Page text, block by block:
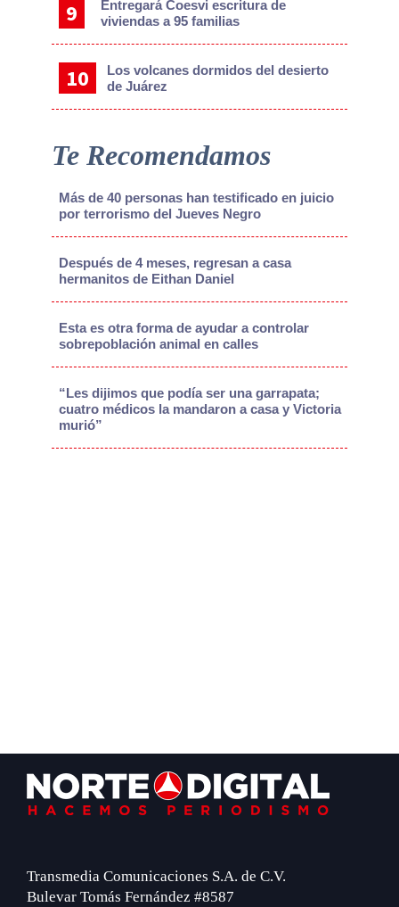
Entregará Coesvi escritura de
viviendas a 95 familias
Los volcanes dormidos del desierto
de Juárez
Te Recomendamos
Más de 40 personas han testificado en juicio
por terrorismo del Jueves Negro
Después de 4 meses, regresan a casa
hermanitos de Eithan Daniel
Esta es otra forma de ayudar a controlar
sobrepoblación animal en calles
“Les dijimos que podía ser una garrapata;
cuatro médicos la mandaron a casa y Victoria
murió”
Footer
Transmedia Comunicaciones S.A. de C.V.
Bulevar Tomás Fernández #8587